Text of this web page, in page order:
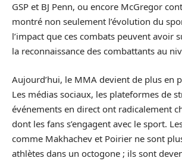
GSP et BJ Penn, ou encore McGregor
montré non seulement l’évolution du
l’impact que ces combats peuvent avoir
la reconnaissance des combattants au
Aujourd’hui, le MMA devient de plus en
Les médias sociaux, les plateformes de
événements en direct ont radicalement
dont les fans s’engagent avec le sport.
comme Makhachev et Poirier ne sont
athlètes dans un octogone ; ils sont